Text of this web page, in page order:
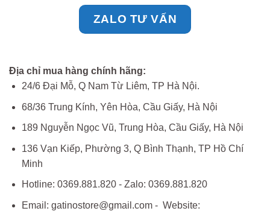
ZALO TƯ VẤN
Địa chỉ mua hàng chính hãng:
24/6 Đại Mỗ, Q Nam Từ Liêm, TP Hà Nội.
68/36 Trung Kính, Yên Hòa, Cầu Giấy, Hà Nội
189 Nguyễn Ngọc Vũ, Trung Hòa, Cầu Giấy, Hà Nội
136 Vạn Kiếp, Phường 3, Q Bình Thạnh, TP Hồ Chí
Minh
Hotline: 0369.881.820 - Zalo: 0369.881.820
Email: gatinostore@gmail.com - Website: